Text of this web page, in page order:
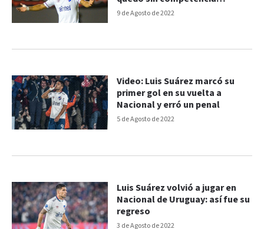
9 de Agosto de 2022
internacional
5 de Agosto de 2022
Video: Luis Suárez marcó su
primer gol en su vuelta a
Nacional y erró un penal
3 de Agosto de 2022
Luis Suárez volvió a jugar en
Nacional de Uruguay: así fue su
regreso